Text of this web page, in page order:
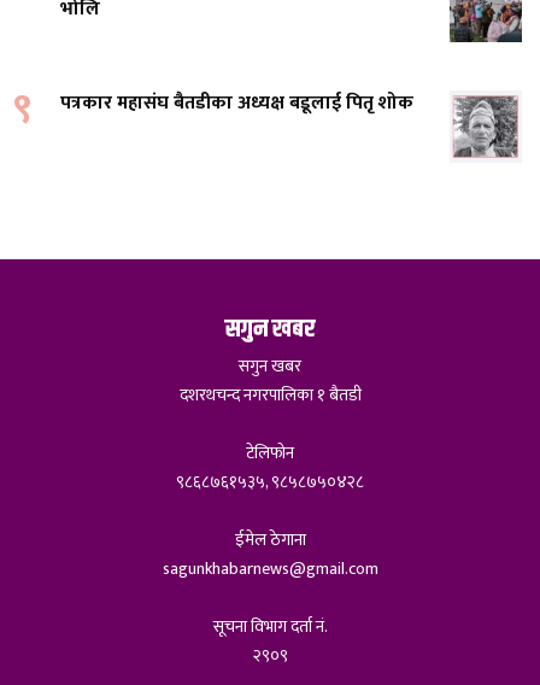
भोलि
९ पत्रकार महासंघ बैतडीका अध्यक्ष बडूलाई पितृ शोक
सगुन खबर
सगुन खबर
दशरथचन्द नगरपालिका १ बैतडी
टेलिफोन
९८६८७६१५३५, ९८५८७५०४२८
ईमेल ठेगाना
sagunkhabarnews@gmail.com
सूचना विभाग दर्ता नं.
२९०९